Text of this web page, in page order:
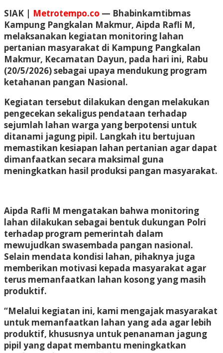
Share
SIAK | Metrotempo.co — Bhabinkamtibmas
Kampung Pangkalan Makmur, Aipda Rafli M,
melaksanakan kegiatan monitoring lahan
pertanian masyarakat di Kampung Pangkalan
Makmur, Kecamatan Dayun, pada hari ini, Rabu
(20/5/2026) sebagai upaya mendukung program
ketahanan pangan Nasional.
Kegiatan tersebut dilakukan dengan melakukan
pengecekan sekaligus pendataan terhadap
sejumlah lahan warga yang berpotensi untuk
ditanami jagung pipil. Langkah itu bertujuan
memastikan kesiapan lahan pertanian agar dapat
dimanfaatkan secara maksimal guna
meningkatkan hasil produksi pangan masyarakat.
Aipda Rafli M mengatakan bahwa monitoring
lahan dilakukan sebagai bentuk dukungan Polri
terhadap program pemerintah dalam
mewujudkan swasembada pangan nasional.
Selain mendata kondisi lahan, pihaknya juga
memberikan motivasi kepada masyarakat agar
terus memanfaatkan lahan kosong yang masih
produktif.
“Melalui kegiatan ini, kami mengajak masyarakat
untuk memanfaatkan lahan yang ada agar lebih
produktif, khususnya untuk penanaman jagung
pipil yang dapat membantu meningkatkan